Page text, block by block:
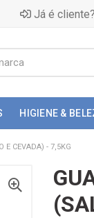
Já é
HIGIENE &
E CEVADA) - 7,5KG